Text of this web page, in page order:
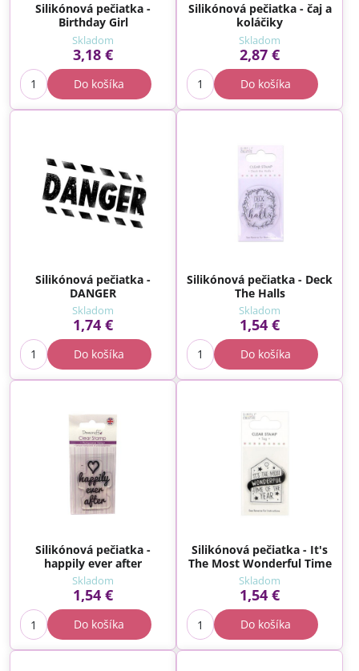
Silikónová pečiatka -
Birthday Girl
Skladom
3,18 €
Do košíka
Silikónová pečiatka - čaj a
koláčiky
Skladom
2,87 €
Do košíka
Silikónová pečiatka -
DANGER
Skladom
1,74 €
Do košíka
Silikónová pečiatka - Deck
The Halls
Skladom
1,54 €
Do košíka
Silikónová pečiatka -
happily ever after
Skladom
1,54 €
Do košíka
Silikónová pečiatka - It's
The Most Wonderful Time
Skladom
1,54 €
Do košíka